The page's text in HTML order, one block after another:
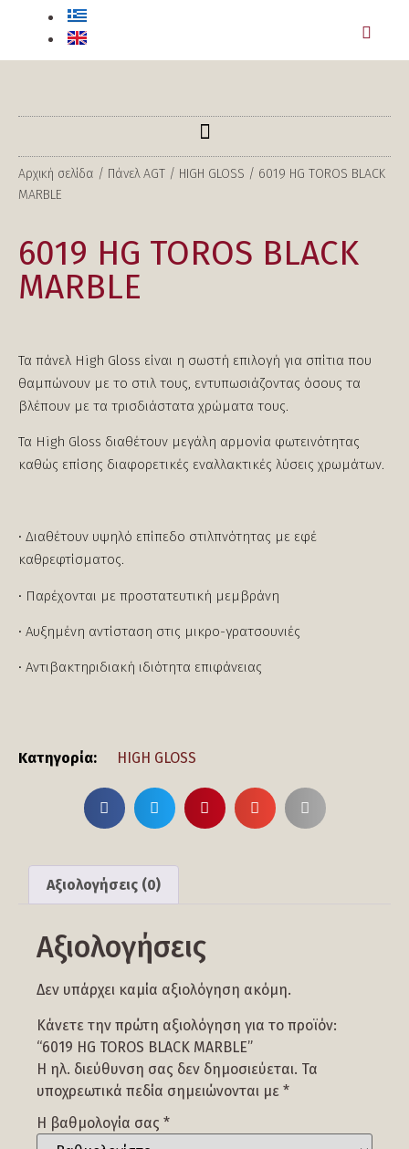
Αρχική σελίδα / Πάνελ AGT / HIGH GLOSS / 6019 HG TOROS BLACK
MARBLE
6019 HG TOROS BLACK
MARBLE
Τα πάνελ High Gloss είναι η σωστή επιλογή για σπίτια που
θαμπώνουν με το στιλ τους, εντυπωσιάζοντας όσους τα
βλέπουν με τα τρισδιάστατα χρώματα τους.
Τα High Gloss διαθέτουν μεγάλη αρμονία φωτεινότητας
καθώς επίσης διαφορετικές εναλλακτικές λύσεις χρωμάτων.
• Διαθέτουν υψηλό επίπεδο στιλπνότητας με εφέ
καθρεφτίσματος.
• Παρέχονται με προστατευτική μεμβράνη
• Αυξημένη αντίσταση στις μικρο-γρατσουνιές
• Αντιβακτηριδιακή ιδιότητα επιφάνειας
Κατηγορία: HIGH GLOSS
Αξιολογήσεις (0)
Αξιολογήσεις
Δεν υπάρχει καμία αξιολόγηση ακόμη.
Κάνετε την πρώτη αξιολόγηση για το προϊόν:
“6019 HG TOROS BLACK MARBLE”
Η ηλ. διεύθυνση σας δεν δημοσιεύεται. Τα
υποχρεωτικά πεδία σημειώνονται με *
Η βαθμολογία σας *